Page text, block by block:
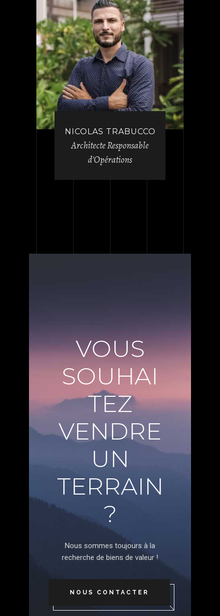
NICOLAS TRABUCCO
Architecte Responsable
d'Opérations
VOUS
SOUHAI
TEZ
VENDRE
UN
TERRAIN
?
Nous sommes toujours à la
recherche de biens de valeur !
NOUS CONTACTER